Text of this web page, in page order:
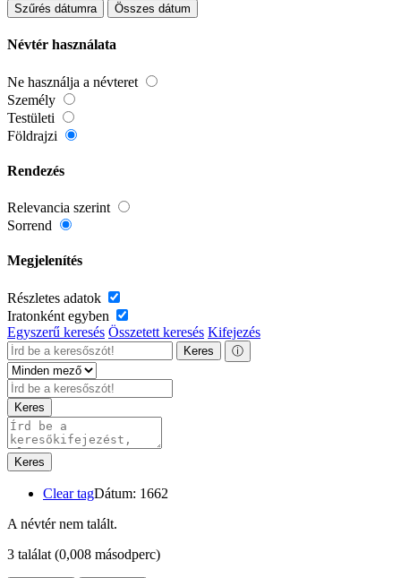
Szűrés dátumra Összes dátum
Névtér használata
Ne használja a névteret
Személy
Testületi
Földrajzi
Rendezés
Relevancia szerint
Sorrend
Megjelenítés
Részletes adatok
Iratonként egyben
Egyszerű keresés Összetett keresés Kifejezés
Keres ⓘ
Keres
Keres
Clear tagDátum: 1662
A névtér nem talált.
3 találat (0,008 másodperc)